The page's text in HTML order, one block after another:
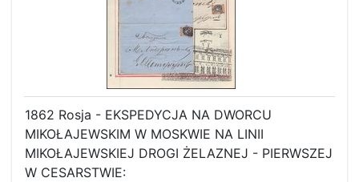
1862 Rosja - EKSPEDYCJA NA DWORCU
MIKOŁAJEWSKIM W MOSKWIE NA LINII
MIKOŁAJEWSKIEJ DROGI ŻELAZNEJ - PIERWSZEJ
W CESARSTWIE: